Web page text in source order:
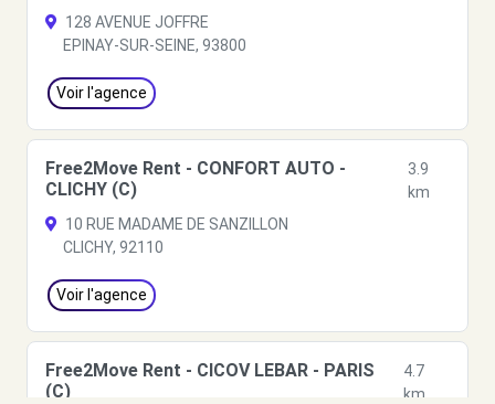
128 AVENUE JOFFRE
EPINAY-SUR-SEINE, 93800
Voir l'agence
Free2Move Rent - CONFORT AUTO -
CLICHY (C)
3.9
km
10 RUE MADAME DE SANZILLON
CLICHY, 92110
Voir l'agence
Free2Move Rent - CICOV LEBAR - PARIS
(C)
4.7
km